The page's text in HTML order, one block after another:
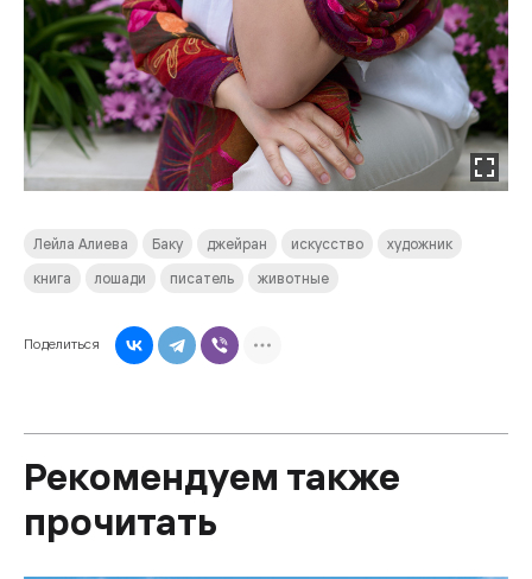
Лейла Алиева Баку джейран искусство
художник
книга
лошади писатель животные
Поделиться
Рекомендуем также
прочитать